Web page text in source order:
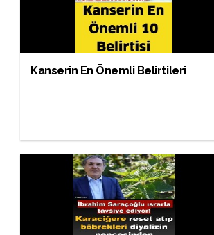
Kanserin En Önemli Belirtileri